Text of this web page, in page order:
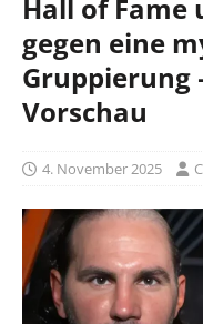
Hall of Fame
gegen eine
Gruppierung
Vorschau
4. November 2025